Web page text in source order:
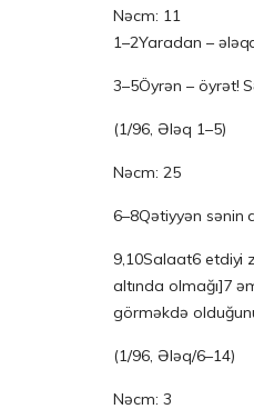
Nəcm: 11
1–2Yaradan –
3–5Öyrən – öyrət!
(1/96, Ələq 1–5)
Nəcm: 25
6–8Qətiyyən sənin
9,10Salaat6 etdiyi
altında olmağı]7
görməkdə
(1/96, Ələq/6–14)
Nəcm: 3